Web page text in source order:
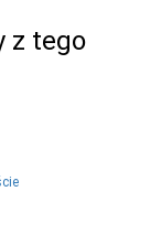
z tego